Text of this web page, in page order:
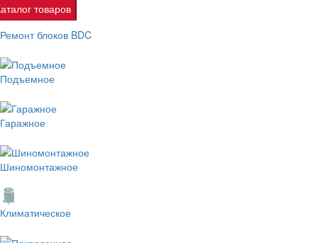
товаров
Ремонт блоков BDC
Подъемное
Гаражное
Шиномонтажное
Климатическое